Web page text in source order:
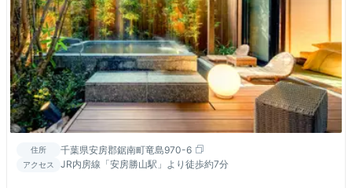
住所 千葉県安房郡鋸南町竜島970-6
アクセス JR内房線「安房勝山駅」より徒歩約7分